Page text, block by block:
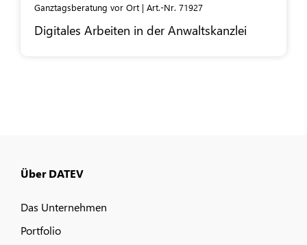
Ganztagsberatung vor Ort | Art.-Nr. 71927
Digitales Arbeiten in der Anwaltskanzlei
Über DATEV
Das Unternehmen
Portfolio